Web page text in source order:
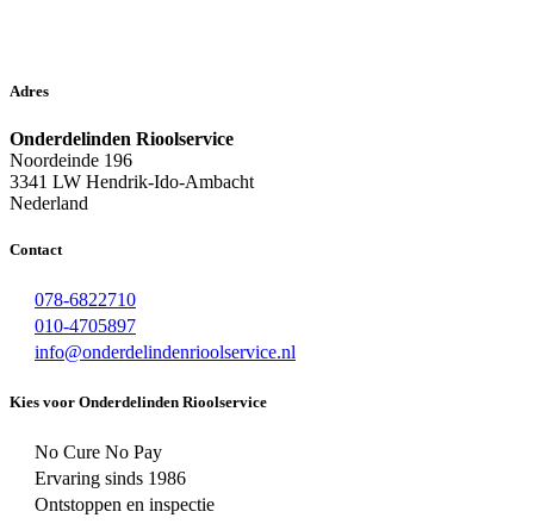
Adres
Onderdelinden Rioolservice
Noordeinde 196
3341 LW Hendrik-Ido-Ambacht
Nederland
Contact
078-6822710
010-4705897
info@onderdelindenrioolservice.nl
Kies voor Onderdelinden Rioolservice
No Cure No Pay
Ervaring sinds 1986
Ontstoppen en inspectie